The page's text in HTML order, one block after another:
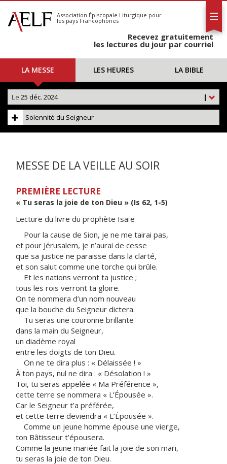
S'abonner
Calendrier
Association Épiscopale Liturgique pour
les pays Francophones
Recevez gratuitement
les lectures du jour par courriel
LA MESSE LES HEURES LA BIBLE
|
Le 25 déc. 2024
Solennité du Seigneur
MESSE DE LA VEILLE AU SOIR
PREMIÈRE LECTURE
« Tu seras la joie de ton Dieu » (Is 62, 1-5)
Lecture du livre du prophète Isaïe
Pour la cause de Sion, je ne me tairai pas,
et pour Jérusalem, je n’aurai de cesse
que sa justice ne paraisse dans la clarté,
et son salut comme une torche qui brûle.
Et les nations verront ta justice ;
tous les rois verront ta gloire.
On te nommera d’un nom nouveau
que la bouche du Seigneur dictera.
Tu seras une couronne brillante
dans la main du Seigneur,
un diadème royal
entre les doigts de ton Dieu.
On ne te dira plus : « Délaissée ! »
À ton pays, nul ne dira : « Désolation ! »
Toi, tu seras appelée « Ma Préférence »,
cette terre se nommera « L’Épousée ».
Car le Seigneur t’a préférée,
et cette terre deviendra « L’Épousée ».
Comme un jeune homme épouse une vierge,
ton Bâtisseur t’épousera.
Comme la jeune mariée fait la joie de son mari,
tu seras la joie de ton Dieu.